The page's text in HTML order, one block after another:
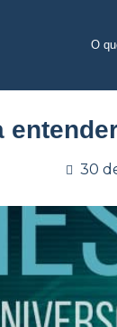
O
30